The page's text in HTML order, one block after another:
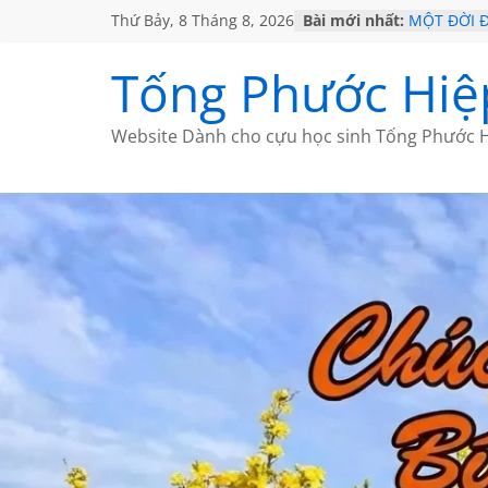
Thứ Bảy, 8 Tháng 8, 2026 Bài mới nhất: MỘT ĐỜI
CHÙM
GIÃ TỪ ĐÀ
HỌC SỬ
Tống Phước
Website Dành cho cựu học sinh Tống Phước